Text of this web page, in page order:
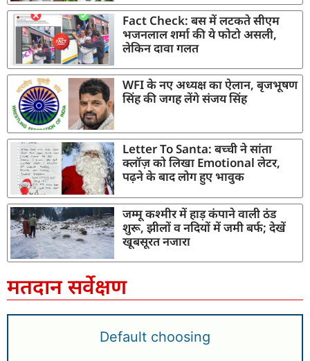
Fact Check: बस में लटकते सीएम
भजनलाल शर्मा की ये फोटो असली,
लेकिन दावा गलत
WFI के नए अध्यक्ष का ऐलान, बृजभूषण
सिंह की जगह लेंगे संजय सिंह
Letter To Santa: बच्ची ने सांता
क्लॉज़ को लिखा Emotional लेटर,
पढ़ने के बाद लोग हुए भावुक
जम्मू कश्मीर में हाड़ कंपाने वाली ठंड
शुरू, झीलों व नदियों में जमी बर्फ; देखें
खूबसूरत नजारा
मतदान सर्वेक्षण
Default choosing